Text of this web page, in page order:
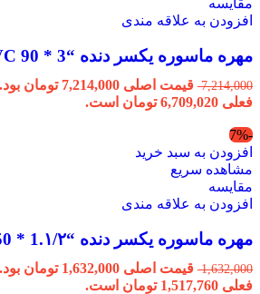
مقایسه
افزودن به علاقه مندی
مهره ماسوره یکسر دنده “3 * 90 UPVC پیمتاش
7,214,000 قیمت اصلی 7,214,000 تومان بود.
فعلی 6,709,020 تومان است.
-7%
افزودن به سبد خرید
مشاهده سریع
مقایسه
افزودن به علاقه مندی
مهره ماسوره یکسر دنده “1.۱/۲ * 50 UPVC پیمتاش
1,632,000 قیمت اصلی 1,632,000 تومان بود.
فعلی 1,517,760 تومان است.